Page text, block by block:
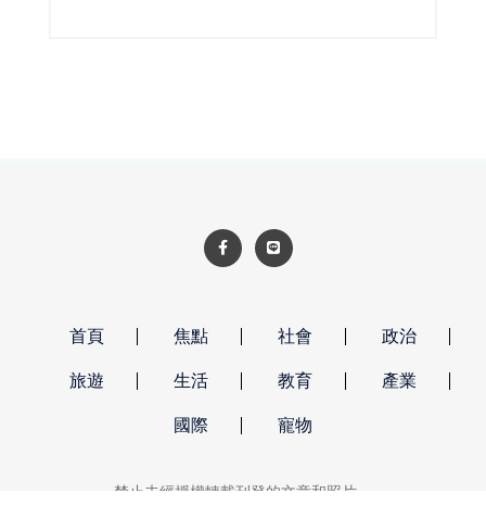
首頁 焦點 社會 政治
旅遊 生活 教育 產業
國際 寵物
禁止未經授權轉載刊登的文章和照片。